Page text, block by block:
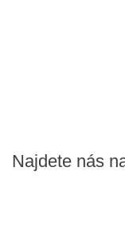
Najdete nás